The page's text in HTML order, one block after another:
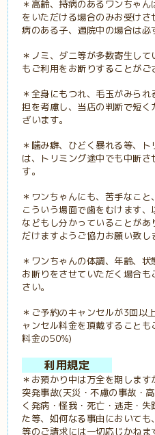
＊高齢、持病のあるワンちゃ
をいただける場合のみお受け
病のある子、通院中の場合は必
＊ノミ、ダニ等が多数寄生し
もご利用をお断りすることがご
＊全身にもつれ、毛玉がみら
担を考慮し、当店の判断で短
ざいます。
＊噛み癖、ひどく暴れる等、
は、トリミング途中でも中断
す。
＊ワンちゃんにも、苦手なこと
こういう場面で歯をむけます、
などもし分かっていることが
だけますようご協力お願い致し
＊ワンちゃんの体調、年齢、状
お断りをさせていただく場合
さい。
＊ご予約のキャンセルが3回以
ャンセル料金を頂戴すること
料金の50%)
利用規定
＊お預かり中は万全を期しま
突発事故(天災・不慮の事故・
く発病・怪我・死亡・逃走・
た等、如何なる事由において
等のご請求には一切応じかね